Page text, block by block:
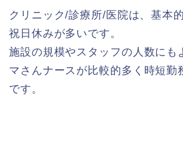
クリニック/診療所/医院は、基本
祝日休みが多いです。
施設の規模やスタッフの人数にも
マさんナースが比較的多く時短勤
です。